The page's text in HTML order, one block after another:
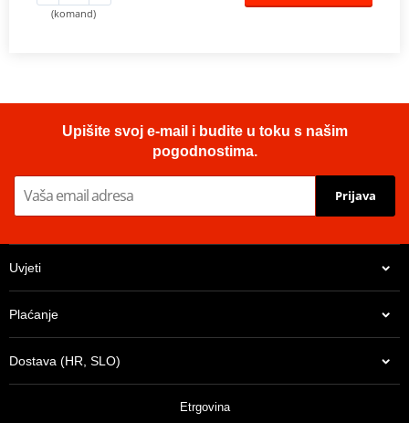
(komand)
Upišite svoj e-mail i budite u toku s našim
pogodnostima.
Prijava
Uvjeti
Plaćanje
Dostava (HR, SLO)
Etrgovina